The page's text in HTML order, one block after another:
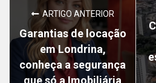
ARTIGO ANTERIOR
Garantias de locação
em Londrina,
conheça a segurança
que só a Imobiliária